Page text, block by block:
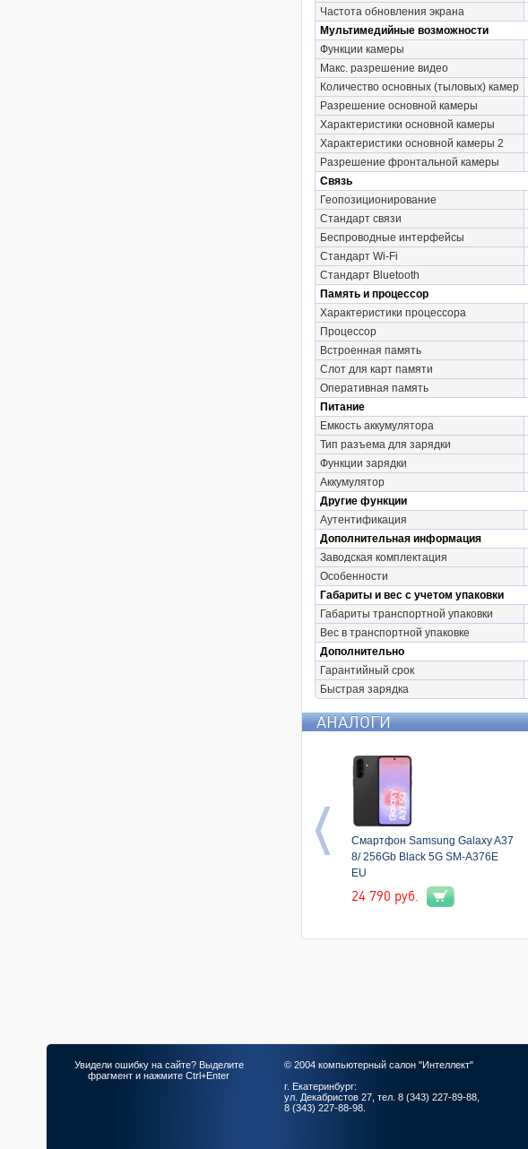
Частота обновления экрана
Мультимедийные возможности
Функции камеры
Макс. разрешение видео
Количество основных (тыловых) камер
Разрешение основной камеры
Характеристики основной камеры
Характеристики основной камеры 2
Разрешение фронтальной камеры
Связь
Геопозиционирование
Стандарт связи
Беспроводные интерфейсы
Стандарт Wi-Fi
Стандарт Bluetooth
Память и процессор
Характеристики процессора
Процессор
Встроенная память
Слот для карт памяти
Оперативная память
Питание
Емкость аккумулятора
Тип разъема для зарядки
Функции зарядки
Аккумулятор
Другие функции
Аутентификация
Дополнительная информация
Заводская комплектация
Особенности
Габариты и вес с учетом упаковки
Габариты транспортной упаковки
Вес в транспортной упаковке
Дополнительно
Гарантийный срок
Быстрая зарядка
АНАЛОГИ
Смартфон Samsung Galaxy A37
8/ 256Gb Black 5G SM-A376E
EU
24 790 руб.
Увидели ошибку на сайте? Выделите
фрагмент и нажмите Ctrl+Enter
© 2004 компьютерный салон "Интеллект"
г. Екатеринбург:
ул. Декабристов 27, тел. 8 (343) 227-89-88,
8 (343) 227-88-98.